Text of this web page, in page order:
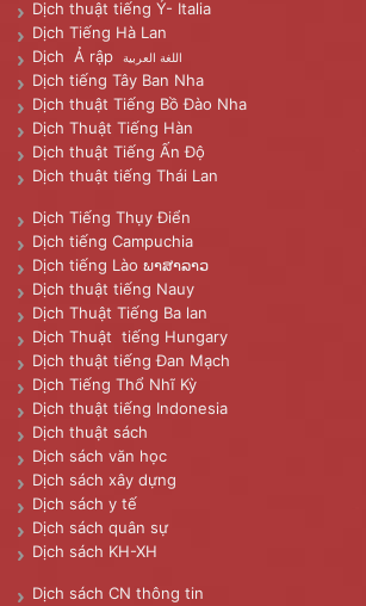
Dịch thuật tiếng Ý- Italia
Dịch Tiếng Hà Lan
Dịch Ả rập
اللغة العربية
Dịch tiếng Tây Ban Nha
Dịch thuật Tiếng Bồ Đào Nha
Dịch Thuật Tiếng Hàn
Dịch thuật Tiếng Ấn Độ
Dịch thuật tiếng Thái Lan
Dịch Tiếng Thụy Điển
Dịch tiếng Campuchia
Dịch tiếng Lào ພາສາລາວ
Dịch thuật tiếng Nauy
Dịch Thuật Tiếng Ba lan
Dịch Thuật tiếng Hungary
Dịch thuật tiếng Đan Mạch
Dịch Tiếng Thổ Nhĩ Kỳ
Dịch thuật tiếng Indonesia
Dịch thuật sách
Dịch sách văn học
Dịch sách xây dựng
Dịch sách y tế
Dịch sách quân sự
Dịch sách KH-XH
Dịch sách CN thông tin